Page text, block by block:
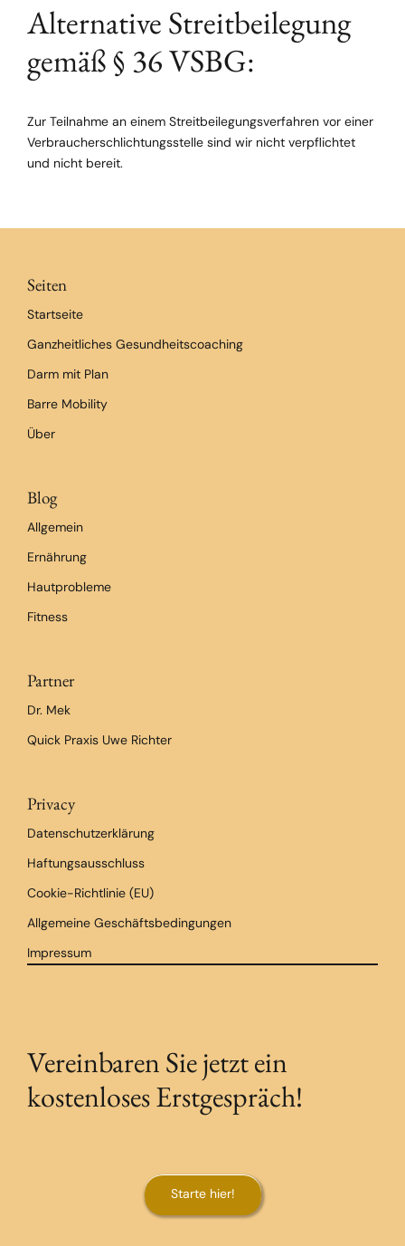
Alternative Streitbeilegung
gemäß § 36 VSBG:
Zur Teilnahme an einem Streitbeilegungsverfahren vor einer
Verbraucherschlichtungsstelle sind wir nicht verpflichtet
und nicht bereit.
Seiten
Startseite
Ganzheitliches Gesundheitscoaching
Darm mit Plan
Barre Mobility
Über
Blog
Allgemein
Ernährung
Hautprobleme
Fitness
Partner
Dr. Mek
Quick Praxis Uwe Richter
Privacy
Datenschutzerklärung
Haftungsausschluss
Cookie-Richtlinie (EU)
Allgemeine Geschäftsbedingungen
Impressum
Vereinbaren Sie jetzt ein
kostenloses Erstgespräch!
Starte hier!